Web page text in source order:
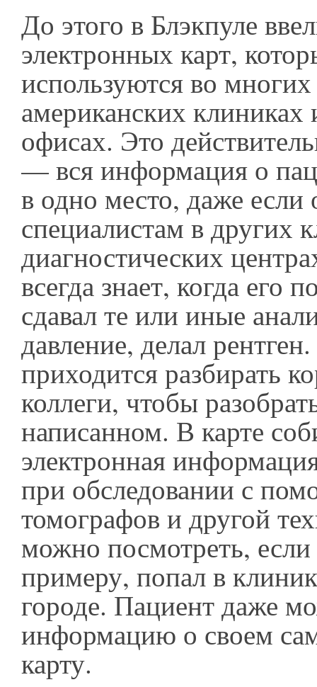
До этого в Блэкпуле
электронных карт,
используются во
американских клиниках
офисах. Это
— вся информация о
в одно место, даже
специалистам в других
диагностических
всегда знает, когда его
сдавал те или иные
давление, делал
приходится разбирать
коллеги, чтобы
написанном. В карте
электронная
при обследовании с
томографов и другой
можно посмотреть,
примеру, попал в
городе. Пациент даже
информацию о своем
карту.